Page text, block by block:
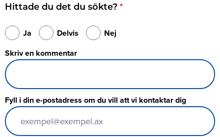
Hittade du det du sökte?
Ja Delvis
Nej
Skriv en kommentar
Fyll i din e-postadress om du vill att vi kontaktar dig